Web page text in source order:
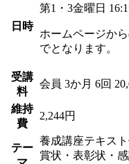
日時
第1・3金曜日
ホームページか
でとなります。
受講
料
会員 3か月 6回
維持
費
2,244円
テー
養成講座テキスト
賞状・表彰状・